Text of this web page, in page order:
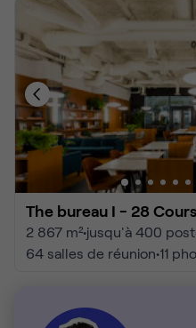
The bureau I - 28
2 867 m²•jusqu'à 400
64 salles de réunion•11